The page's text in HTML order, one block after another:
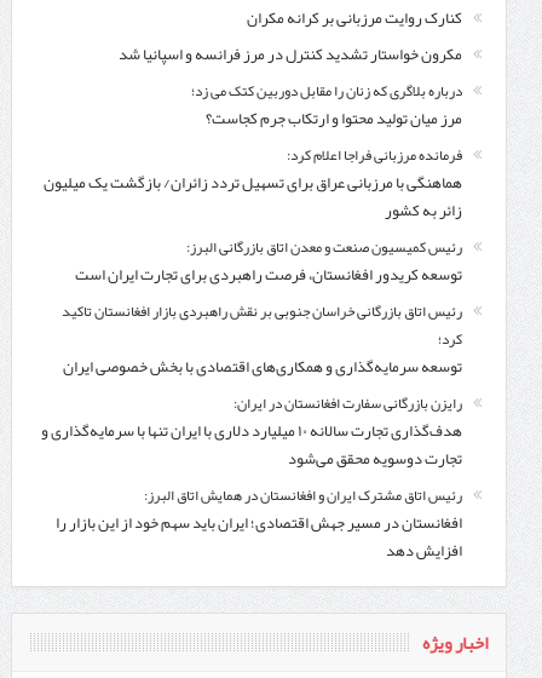
کنارک روایت مرزبانی بر کرانه مکران
مکرون خواستار تشدید کنترل‌ در مرز فرانسه و اسپانیا شد
درباره بلاگری که زنان را مقابل دوربین کتک می زد؛
مرز میان تولید محتوا و ارتکاب جرم کجاست؟
فرمانده مرزبانی فراجا اعلام کرد:
هماهنگی با مرزبانی عراق برای تسهیل تردد زائران/ بازگشت یک میلیون
زائر به کشور
رئیس کمیسیون صنعت و معدن اتاق بازرگانی البرز:
توسعه کریدور افغانستان، فرصت راهبردی برای تجارت ایران است
رئیس اتاق بازرگانی خراسان جنوبی بر نقش راهبردی بازار افغانستان تاکید
کرد؛
توسعه سرمایه‌گذاری و همکاری‌های اقتصادی با بخش خصوصی ایران
رایزن بازرگانی سفارت افغانستان در ایران:
هدف‌گذاری تجارت سالانه ۱۰ میلیارد دلاری با ایران تنها با سرمایه‌گذاری و
تجارت دوسویه محقق می‌شود
رئیس اتاق مشترک ایران و افغانستان در همایش اتاق البرز:
افغانستان در مسیر جهش اقتصادی؛ ایران باید سهم خود از این بازار را
افزایش دهد
اخبار ویژه